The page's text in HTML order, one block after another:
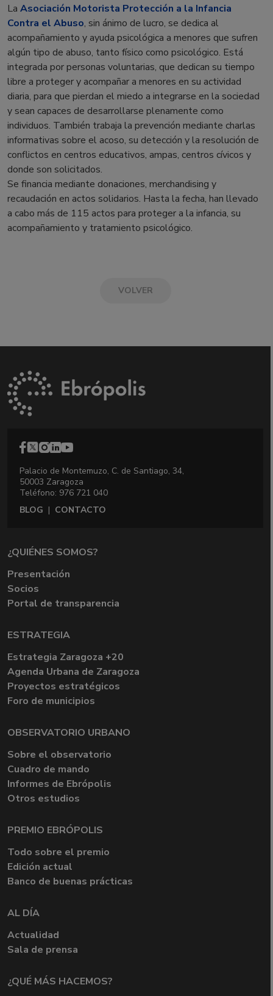
La Asociación Motorista Protección a la Infancia
Contra el Abuso, sin ánimo de lucro, se dedica al
acompañamiento y ayuda psicológica a menores que sufren
algún tipo de abuso, tanto físico como psicológico. Está
integrada por personas voluntarias, que dedican su tiempo
libre a proteger y acompañar a menores en su actividad
diaria, para que pierdan el miedo a integrarse en la sociedad
y sean capaces de desarrollarse plenamente como
individuos. También trabaja la prevención mediante charlas
informativas sobre el acoso, su detección y la resolución de
conflictos en centros educativos, ampas, centros cívicos y
donde son solicitados.
Se financia mediante donaciones, merchandising y
recaudación en actos solidarios. Hasta la fecha, han llevado
a cabo más de 115 actos para proteger a la infancia, su
acompañamiento y tratamiento psicológico.
VOLVER
Palacio de Montemuzo, C. de Santiago, 34,
50003 Zaragoza
Teléfono: 976 721 040
BLOG | CONTACTO
¿QUIÉNES SOMOS?
Presentación
Socios
Portal de transparencia
ESTRATEGIA
Estrategia Zaragoza +20
Agenda Urbana de Zaragoza
Proyectos estratégicos
Foro de municipios
OBSERVATORIO URBANO
Sobre el observatorio
Cuadro de mando
Informes de Ebrópolis
Otros estudios
PREMIO EBRÓPOLIS
Todo sobre el premio
Edición actual
Banco de buenas prácticas
AL DÍA
Actualidad
Sala de prensa
¿QUÉ MÁS HACEMOS?